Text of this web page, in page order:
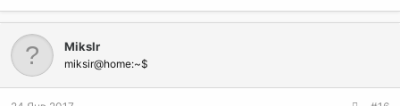
MiksIr
miksir@home:~$